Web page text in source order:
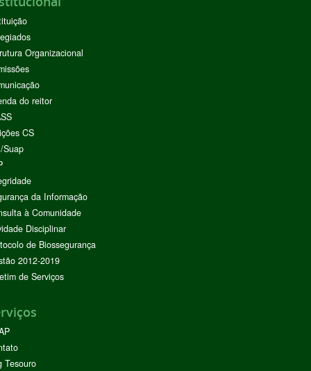
Organizacional
do reitor
CS
Suap
da Informação
à Comunidade
Disciplinar
de Biossegurança
2012-2019
de Serviços
Tesouro